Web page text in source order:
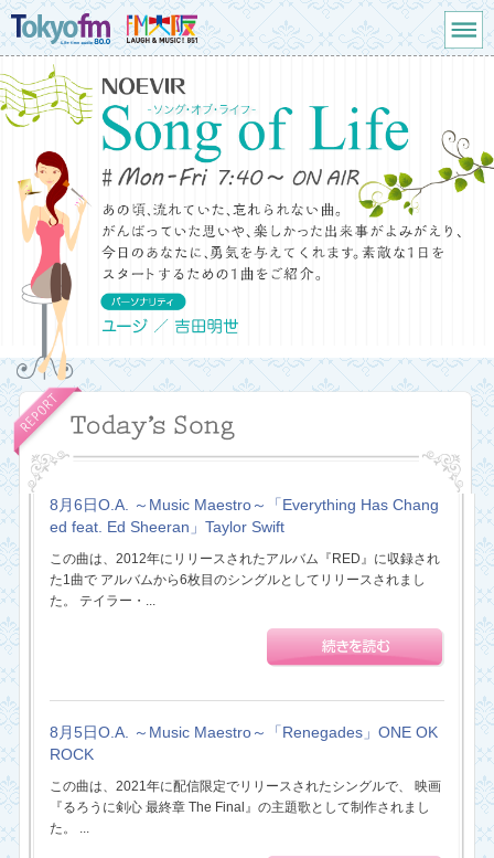
8月6日O.A. ～Music Maestro～「Everything Has Chang
ed feat. Ed Sheeran」Taylor Swift
この曲は、2012年にリリースされたアルバム『RED』に収録され
た1曲で アルバムから6枚目のシングルとしてリリースされまし
た。 テイラー・...
8月5日O.A. ～Music Maestro～「Renegades」ONE OK
ROCK
この曲は、2021年に配信限定でリリースされたシングルで、 映画
『るろうに剣心 最終章 The Final』の主題歌として制作されまし
た。 ...